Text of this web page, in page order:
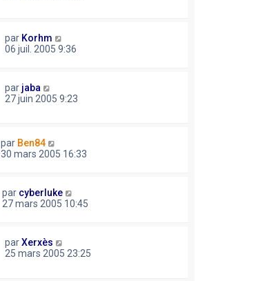
par Korhm
06 juil. 2005 9:36
par jaba
27 juin 2005 9:23
par Ben84
30 mars 2005 16:33
par cyberluke
27 mars 2005 10:45
parXerxès
25 mars 2005 23:25